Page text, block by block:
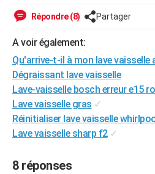
Forum
Aménagement intérieur
Extérieur
Cuisine
Salle de bains
Jardinage
Rangement
WEEK-END
Guides de France
Escapades
Patrimoine
Expositions
Musées
Week-end nature
+LIFESTYLE
Art de vivre
Bien-être
Loisirs
Mode
Modes de vie
SANTE
Alimentation
Guide de la santé
Maladies
Médicaments
Sommeil
VOYAGE
Destinations
City break
Voyage nature
Voyage de noces
Forum
Climat
+PHOTO
BONS PLANS
Répondre (8) Partager
A voir également:
Qu'arrive-t-il à mon lave
Dégraissant lave vaisselle
Lave-vaisselle bosch erreur e15
Lave vaisselle gras ✓
Réinitialiser lave vaisselle
Lave vaisselle sharp f2 ✓
8 réponses